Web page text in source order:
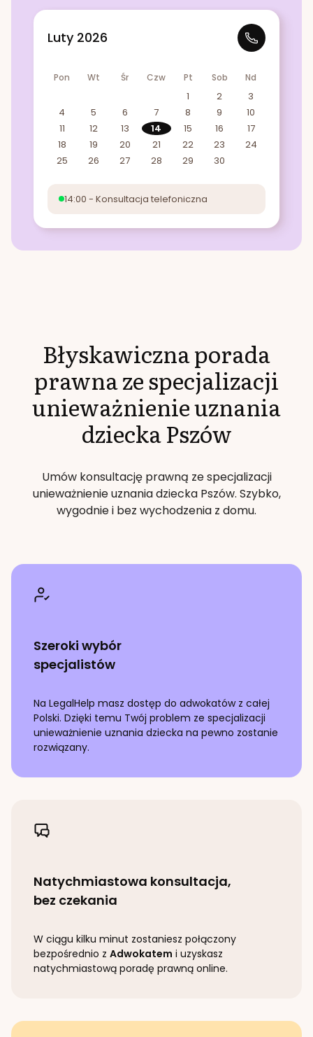
Luty 2026
Pon Wt Śr Czw Pt Sob Nd
1 2
3
4
5 6 7 8 9
10
11
12 13 14 15 16
17
18
19 20 21 22 23
24
25
26 27 28 29 30
14:00 - Konsultacja telefoniczna
Błyskawiczna porada
prawna ze specjalizacji
unieważnienie uznania
dzieckaPszów
Umów konsultację prawną ze specjalizacji
unieważnienie uznania dzieckaPszów. Szybko,
wygodnie i bez wychodzenia z domu.
Szeroki wybór
specjalistów
Na LegalHelp masz dostęp do adwokatów z całej
Polski. Dzięki temu Twój problem ze specjalizacji
unieważnienie uznania dziecka na pewno zostanie
rozwiązany.
Natychmiastowa konsultacja,
bez czekania
W ciągu kilku minut zostaniesz połączony
bezpośrednio z Adwokatem i uzyskasz
natychmiastową poradę prawną online.